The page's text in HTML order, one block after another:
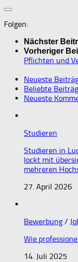
Folgen:
Nächster
Vorheriger
Pflichten und
Neueste
Beliebte
Neueste
Studieren
Studieren in
lockt mit
mehreren
27. April 2026
Bewerbung /
Wie
14. Juli 2025